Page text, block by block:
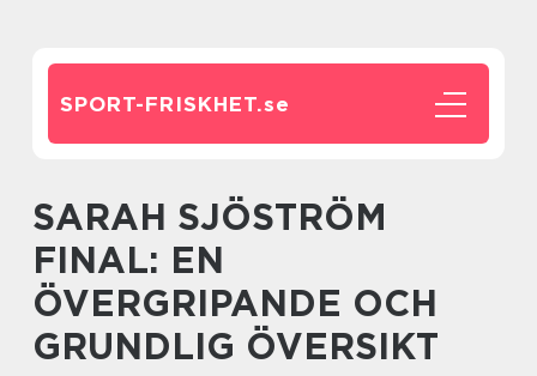
SPORT-FRISKHET.se
SARAH SJÖSTRÖM
FINAL: EN
ÖVERGRIPANDE OCH
GRUNDLIG ÖVERSIKT